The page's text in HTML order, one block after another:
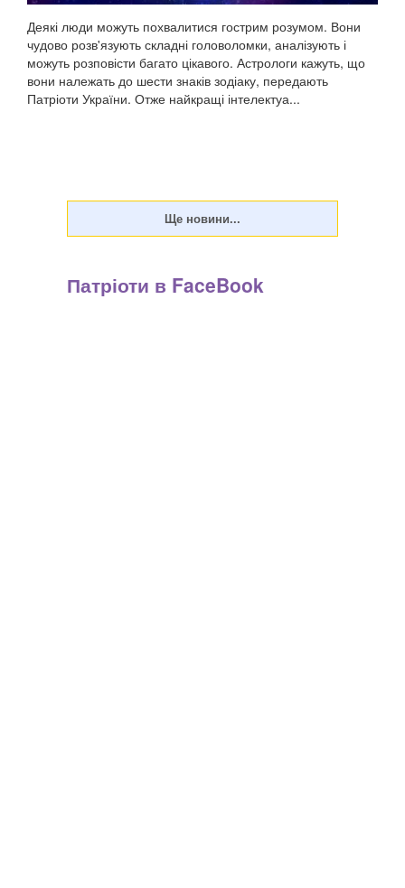
Деякі люди можуть похвалитися гострим розумом. Вони
чудово розв'язують складні головоломки, аналізують і
можуть розповісти багато цікавого. Астрологи кажуть, що
вони належать до шести знаків зодіаку, передають
Патріоти України. Отже найкращі інтелектуа...
Патріоти в FaceBook